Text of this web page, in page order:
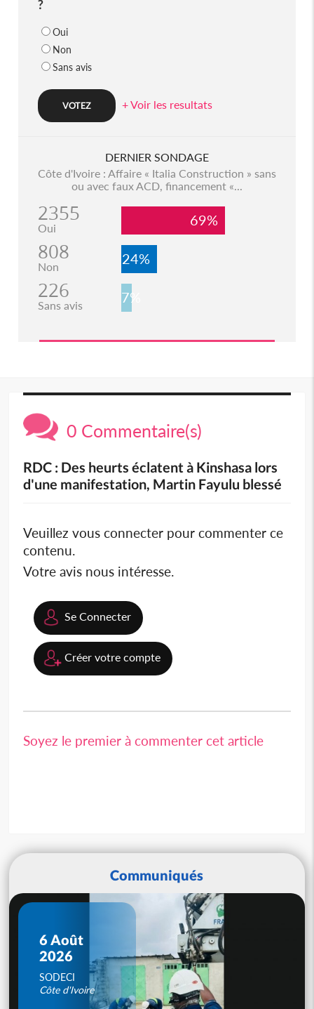
?
Oui
Non
Sans avis
+ Voir les resultats
DERNIER SONDAGE
Côte d'Ivoire : Affaire « Italia Construction » sans
ou avec faux ACD, financement «...
2355
Oui 69%
808
Non 24%
226
Sans avis 7%
0 Commentaire(s)
RDC : Des heurts éclatent à Kinshasa lors
d'une manifestation, Martin Fayulu blessé
Veuillez vous connecter pour commenter ce
contenu.
Votre avis nous intéresse.
Se Connecter
Créer votre compte
Soyez le premier à commenter cet article
Communiqués
6 Août
2026
SODECI
Côte d'Ivoire